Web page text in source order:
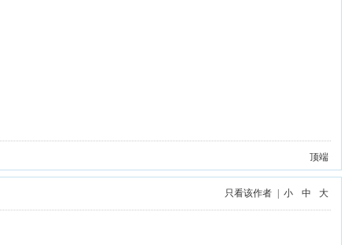
顶端
只看该作者 小 中 大